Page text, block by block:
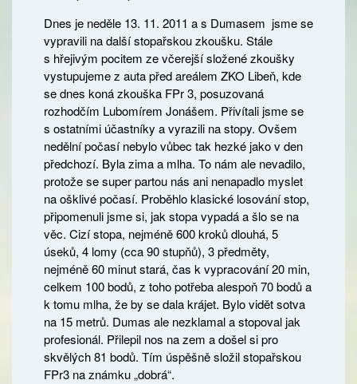
Dnes je neděle 13. 11. 2011 a s Dumasem jsme se
vypravili na další stopařskou zkoušku. Stále
s hřejivým pocitem ze včerejší složené zkoušky
vystupujeme z auta před areálem ZKO Libeň, kde
se dnes koná zkouška FPr 3, posuzovaná
rozhodčím Lubomírem Jonášem. Přivítali jsme se
s ostatními účastníky a vyrazili na stopy. Ovšem
nedělní počasí nebylo vůbec tak hezké jako v den
předchozí. Byla zima a mlha. To nám ale nevadilo,
protože se super partou nás ani nenapadlo myslet
na ošklivé počasí. Proběhlo klasické losování stop,
připomenuli jsme si, jak stopa vypadá a šlo se na
věc. Cizí stopa, nejméně 600 kroků dlouhá, 5
úseků, 4 lomy (cca 90 stupňů), 3 předměty,
nejméně 60 minut stará, čas k vypracování 20 min,
celkem 100 bodů, z toho potřeba alespoň 70 bodů a
k tomu mlha, že by se dala krájet. Bylo vidět sotva
na 15 metrů. Dumas ale nezklamal a stopoval jak
profesionál. Přilepil nos na zem a došel si pro
skvělých 81 bodů. Tím úspěšně složil stopařskou
FPr3 na známku „dobrá“.